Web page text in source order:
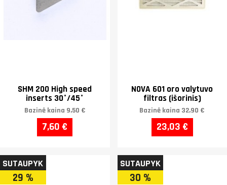
SHM 200 High speed
inserts 30°/45°
Bazinė kaina 9,50 €
7,60 €
NOVA 601 oro valytuvo
filtras (išorinis)
Bazinė kaina 32,90 €
23,03 €
SUTAUPYK
29 %
SUTAUPYK
30 %